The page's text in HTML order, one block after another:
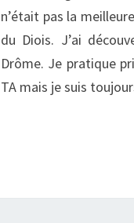
n’était pas la
du Diois. J’ai
Drôme. Je pratique
TA mais je suis